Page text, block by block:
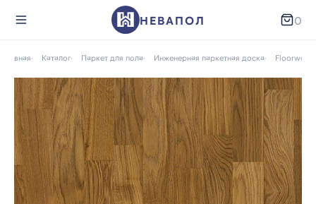
НЕВАПОЛ 0
Главная Каталог Паркет для пола Инженерная паркетная доска Floorwood